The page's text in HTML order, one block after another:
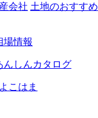
会社 土地のおすすめ
場情報
んしんカタログ
こはま